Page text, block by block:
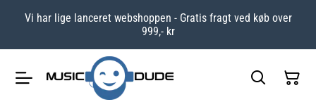
Vi har lige lanceret webshoppen - Gratis fragt ved køb over
999,- kr